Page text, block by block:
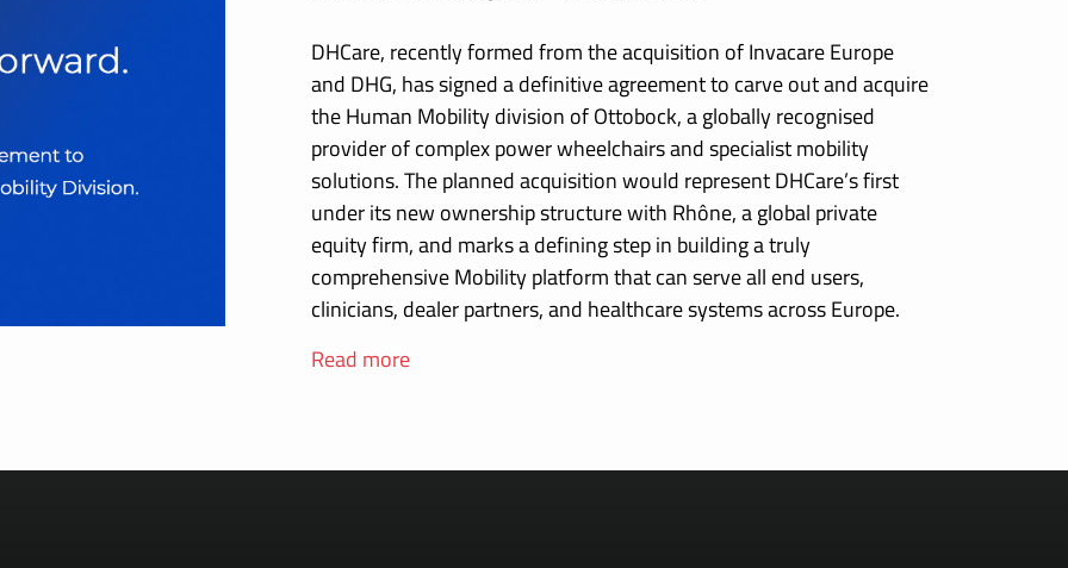
DHCare, recently formed from the acquisition of Invacare Europe
and DHG, has signed a definitive agreement to carve out and acquire
the Human Mobility division of Ottobock, a globally recognised
provider of complex power wheelchairs and specialist mobility
solutions. The planned acquisition would represent DHCare’s first
under its new ownership structure with Rhône, a global private
equity firm, and marks a defining step in building a truly
comprehensive Mobility platform that can serve all end users,
clinicians, dealer partners, and healthcare systems across Europe.
Read more